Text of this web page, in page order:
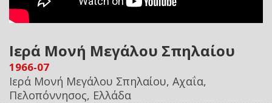
Ιερά Μονή Μεγάλου Σπηλαίου
1966-07
Ιερά Μονή Μεγάλου Σπηλαίου, Αχαΐα,
Πελοπόννησος, Ελλάδα